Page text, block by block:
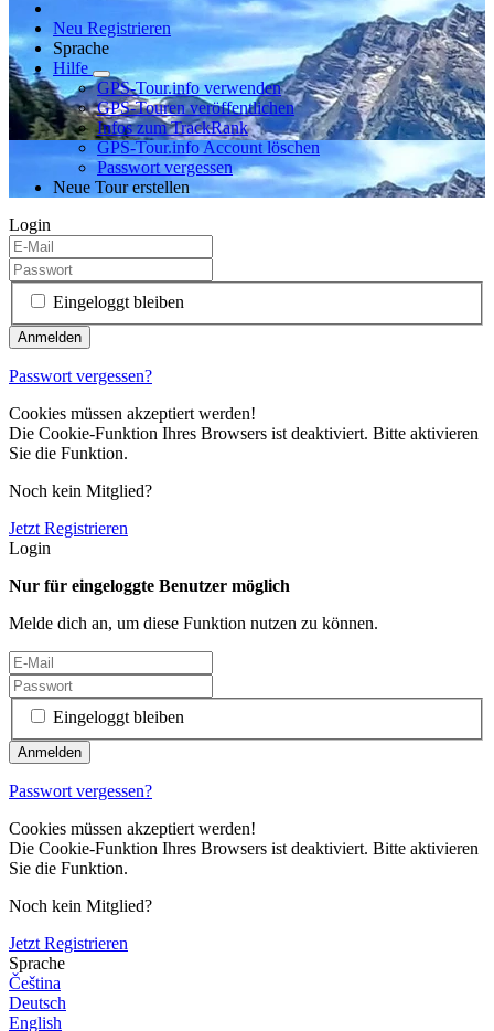
Neu Registrieren
Sprache
Hilfe
GPS-Tour.info verwenden
GPS-Touren veröffentlichen
Infos zum TrackRank
GPS-Tour.info Account löschen
Passwort vergessen
Neue Tour erstellen
Login
Eingeloggt bleiben
Passwort vergessen?
Cookies müssen akzeptiert werden!
Die Cookie-Funktion Ihres Browsers ist deaktiviert. Bitte aktivieren
Sie die Funktion.
Noch kein Mitglied?
Jetzt Registrieren
Login
Nur für eingeloggte Benutzer möglich
Melde dich an, um diese Funktion nutzen zu können.
Eingeloggt bleiben
Passwort vergessen?
Cookies müssen akzeptiert werden!
Die Cookie-Funktion Ihres Browsers ist deaktiviert. Bitte aktivieren
Sie die Funktion.
Noch kein Mitglied?
Jetzt Registrieren
Sprache
Čeština
Deutsch
English